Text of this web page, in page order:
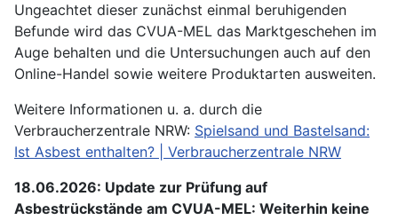
Ungeachtet dieser zunächst einmal beruhigenden
Befunde wird das CVUA-MEL das Marktgeschehen im
Auge behalten und die Untersuchungen auch auf den
Online-Handel sowie weitere Produktarten ausweiten.
Weitere Informationen u. a. durch die
Verbraucherzentrale NRW: Spielsand und Bastelsand:
Ist Asbest enthalten? | Verbraucherzentrale NRW
18.06.2026: Update zur Prüfung auf
Asbestrückstände am CVUA-MEL: Weiterhin keine